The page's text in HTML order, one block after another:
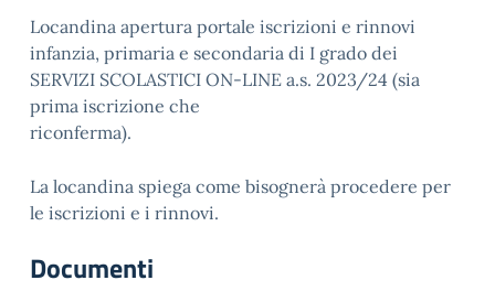
Locandina apertura portale iscrizioni e rinnovi
infanzia, primaria e secondaria di I grado dei
SERVIZI SCOLASTICI ON-LINE a.s. 2023/24 (sia
prima iscrizione che
riconferma).
La locandina spiega come bisognerà procedere per
le iscrizioni e i rinnovi.
Documenti